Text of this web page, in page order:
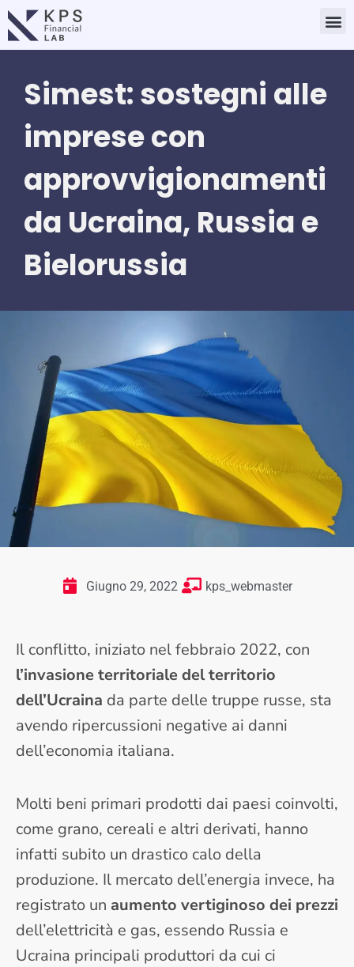
Vai
contenuto
Simest: sostegni alle
imprese con
approvvigionamenti
da Ucraina, Russia e
Bielorussia
Giugno 29, 2022 kps_webmaster
Il conflitto, iniziato nel febbraio 2022, con
l’invasione territoriale del territorio
dell’Ucraina da parte delle truppe russe, sta
avendo ripercussioni negative ai danni
dell’economia italiana.
Molti beni primari prodotti dai paesi coinvolti,
come grano, cereali e altri derivati, hanno
infatti subito un drastico calo della
produzione. Il mercato dell’energia invece, ha
registrato un aumento vertiginoso dei prezzi
dell’elettricità e gas, essendo Russia e
Ucraina principali produttori da cui ci